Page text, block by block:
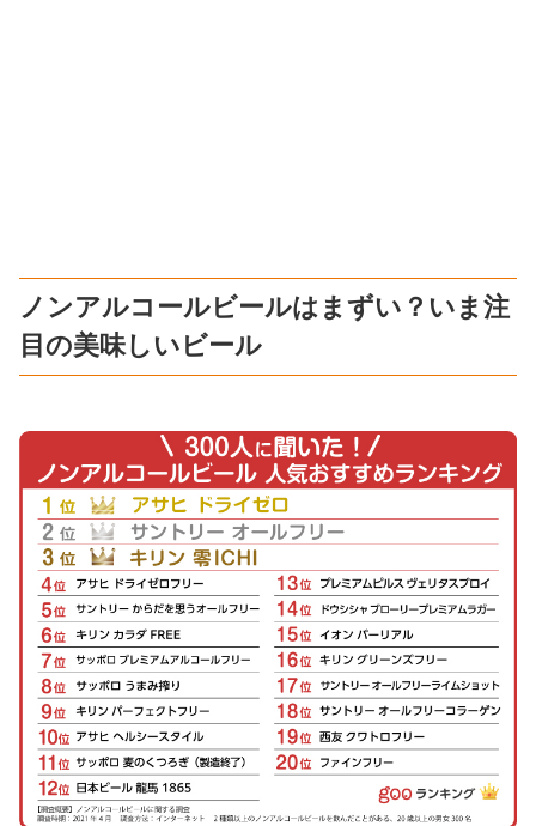
ノンアルコールビールはまずい？いま注
目の美味しいビール